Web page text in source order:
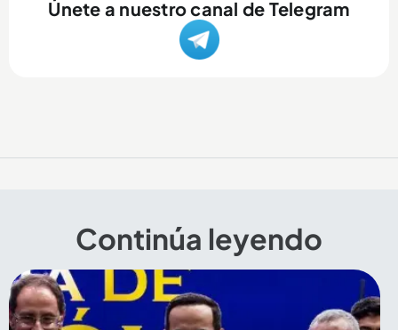
Únete a nuestro canal de Telegram
Continúa leyendo